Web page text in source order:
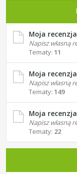
Moja
Napisz własną
Tematy: 11
Moja
Napisz własną
Tematy: 149
Moja
Napisz własną
Tematy: 22